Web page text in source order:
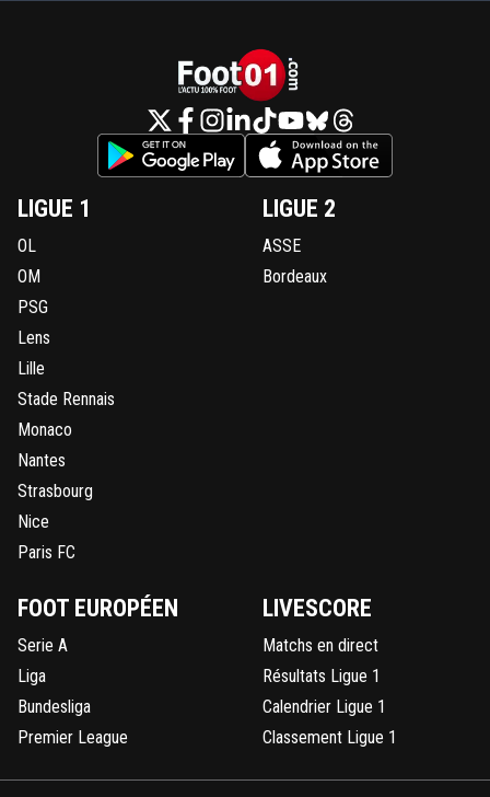
LIGUE 1
OL
OM
PSG
Lens
Lille
Stade Rennais
Monaco
Nantes
Strasbourg
Nice
Paris FC
LIGUE 2
ASSE
Bordeaux
FOOT EUROPÉEN
Serie A
Liga
Bundesliga
Premier League
LIVESCORE
Matchs en direct
Résultats Ligue 1
Calendrier Ligue 1
Classement Ligue 1